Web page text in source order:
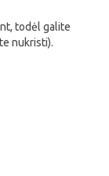
todėl galite
nukristi).